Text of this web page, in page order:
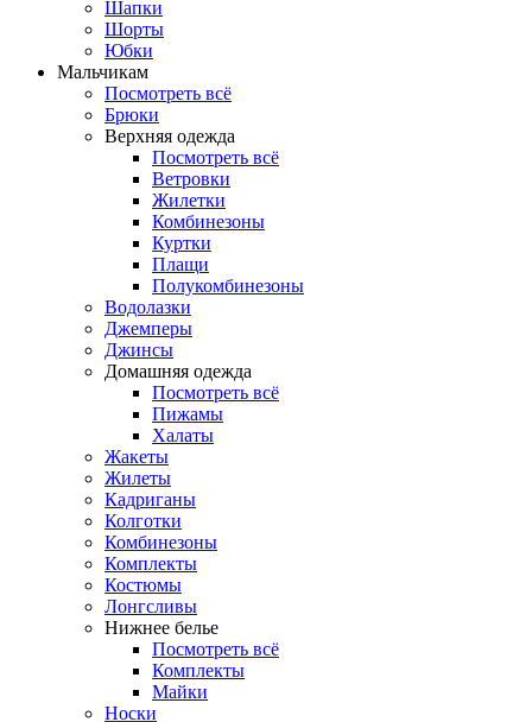
Шапки
Шорты
Юбки
Мальчикам
Посмотреть всё
Брюки
Верхняя одежда
Посмотреть всё
Ветровки
Жилетки
Комбинезоны
Куртки
Плащи
Полукомбинезоны
Водолазки
Джемперы
Джинсы
Домашняя одежда
Посмотреть всё
Пижамы
Халаты
Жакеты
Жилеты
Кадриганы
Колготки
Комбинезоны
Комплекты
Костюмы
Лонгсливы
Нижнее белье
Посмотреть всё
Комплекты
Майки
Носки